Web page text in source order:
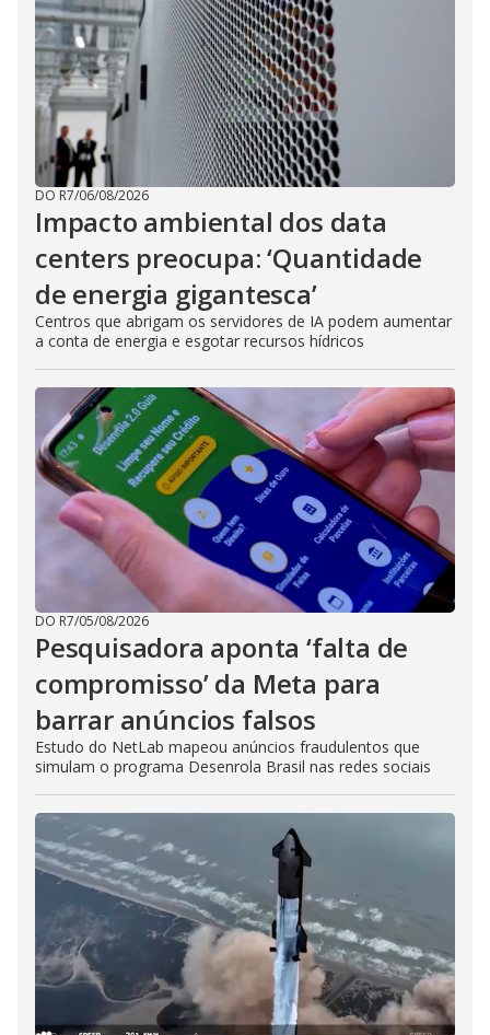
DO R7/06/08/2026
Impacto ambiental dos data
centers preocupa: ‘Quantidade
de energia gigantesca’
Centros que abrigam os servidores de IA podem aumentar
a conta de energia e esgotar recursos hídricos
DO R7/05/08/2026
Pesquisadora aponta ‘falta de
compromisso’ da Meta para
barrar anúncios falsos
Estudo do NetLab mapeou anúncios fraudulentos que
simulam o programa Desenrola Brasil nas redes sociais